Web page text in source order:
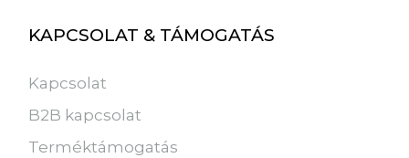
KAPCSOLAT & TÁMOGATÁS
Kapcsolat
B2B kapcsolat
Terméktámogatás